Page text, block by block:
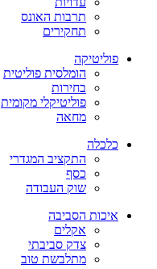
תרבות האונס
תחקירים
פוליטיקה
הומלסית פוליטית
בחירות
פוליטיקלי מקומית
מחאה
כלכלה
התקציב המגדרי
כסף
שוק העבודה
איכות הסביבה
אקלים
צדק סביבתי
מתלבשת טוב